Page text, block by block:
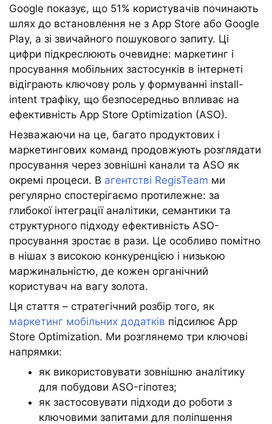
Google показує, що 51% користувачів починають
шлях до встановлення не з App Store або Google
Play, а зі звичайного пошукового запиту. Ці
цифри підкреслюють очевидне: маркетинг і
просування мобільних застосунків в інтернеті
відіграють ключову роль у формуванні install-
intent трафіку, що безпосередньо впливає на
ефективність App Store Optimization (ASO).
Незважаючи на це, багато продуктових і
маркетингових команд продовжують розглядати
просування через зовнішні канали та ASO як
окремі процеси. В агентстві RegisTeam ми
регулярно спостерігаємо протилежне: за
глибокої інтеграції аналітики, семантики та
структурного підходу ефективність ASO-
просування зростає в рази. Це особливо помітно
в нішах з високою конкуренцією і низькою
маржинальністю, де кожен органічний
користувач на вагу золота.
Ця стаття – стратегічний розбір того, як
маркетинг мобільних додатків підсилює App
Store Optimization. Ми розглянемо три ключові
напрямки:
як використовувати зовнішню аналітику
для побудови ASO-гіпотез;
як застосовувати підходи до роботи з
ключовими запитами для поліпшення